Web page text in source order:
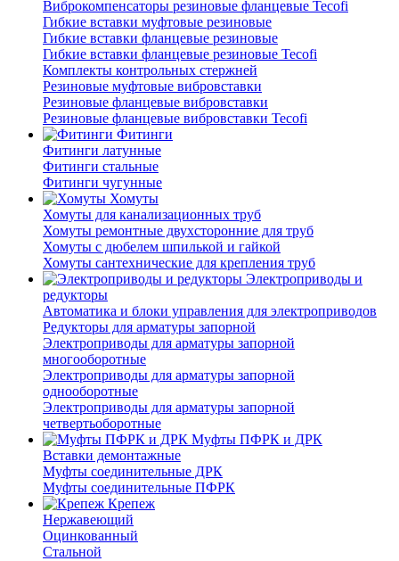
Виброкомпенсаторы резиновые фланцевые Tecofi
Гибкие вставки муфтовые резиновые
Гибкие вставки фланцевые резиновые
Гибкие вставки фланцевые резиновые Tecofi
Комплекты контрольных стержней
Резиновые муфтовые вибровставки
Резиновые фланцевые вибровставки
Резиновые фланцевые вибровставки Tecofi
Фитинги
Фитинги латунные
Фитинги стальные
Фитинги чугунные
Хомуты
Хомуты для канализационных труб
Хомуты ремонтные двухсторонние для труб
Хомуты с дюбелем шпилькой и гайкой
Хомуты сантехнические для крепления труб
Электроприводы и
редукторы
Автоматика и блоки управления для электроприводов
Редукторы для арматуры запорной
Электроприводы для арматуры запорной
многооборотные
Электроприводы для арматуры запорной
однооборотные
Электроприводы для арматуры запорной
четвертьоборотные
Муфты ПФРК и ДРК
Вставки демонтажные
Муфты соединительные ДРК
Муфты соединительные ПФРК
Крепеж
Нержавеющий
Оцинкованный
Стальной